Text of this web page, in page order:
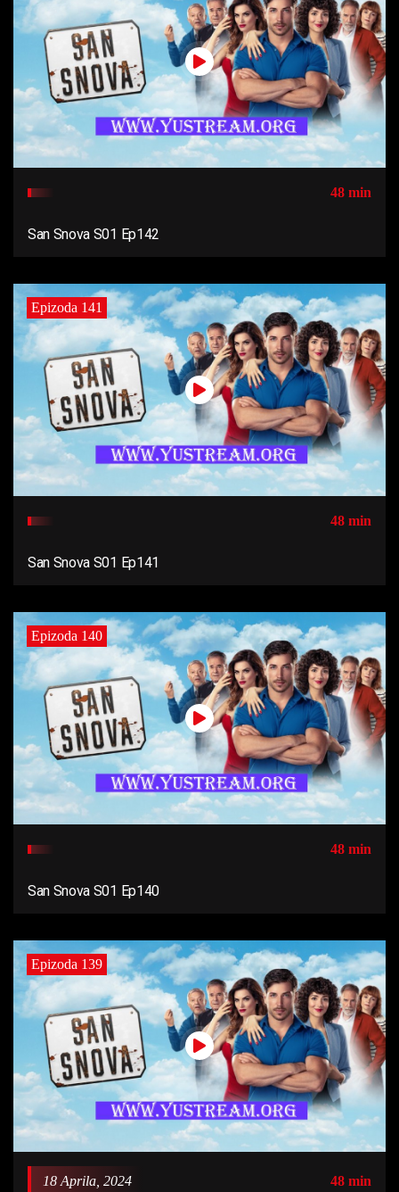
48 min
San Snova S01 Ep142
Epizoda 141
48 min
San Snova S01 Ep141
Epizoda 140
48 min
San Snova S01 Ep140
Epizoda 139
18 Aprila, 2024 48 min